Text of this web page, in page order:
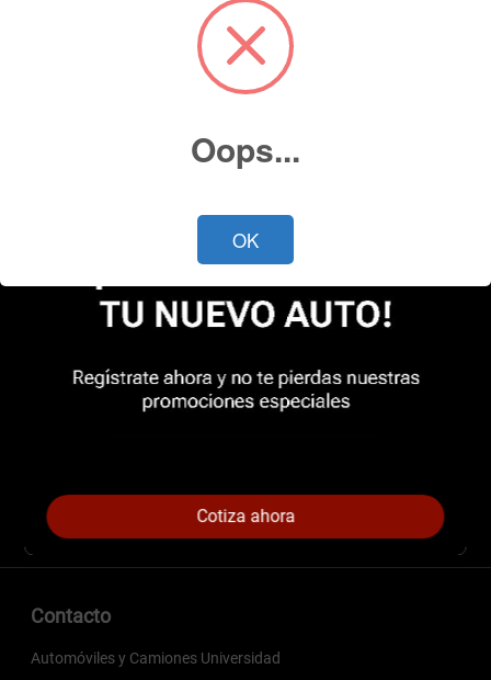
Contacto
Automóviles y Camiones Universidad
Cotiza ahora
Oops...
OK